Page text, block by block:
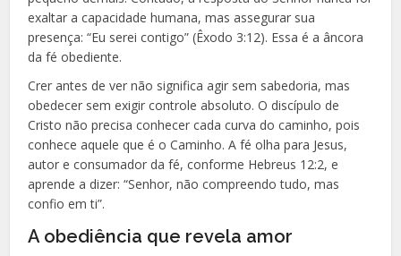
exaltar a capacidade humana, mas assegurar sua
presença: “Eu serei contigo” (Êxodo 3:12). Essa é a âncora
da fé obediente.
Crer antes de ver não significa agir sem sabedoria, mas
obedecer sem exigir controle absoluto. O discípulo de
Cristo não precisa conhecer cada curva do caminho, pois
conhece aquele que é o Caminho. A fé olha para Jesus,
autor e consumador da fé, conforme Hebreus 12:2, e
aprende a dizer: “Senhor, não compreendo tudo, mas
confio em ti”.
A obediência que revela amor